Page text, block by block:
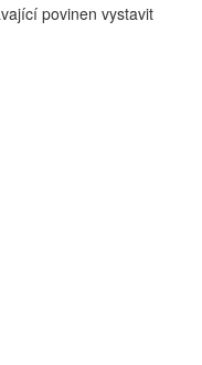
povinen vystavit